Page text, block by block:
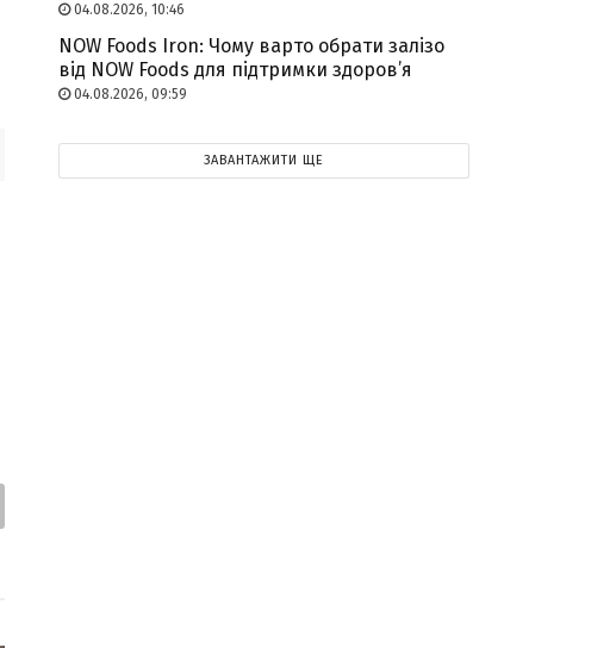
04.08.2026, 10:46
NOW Foods Iron: Чому варто обрати залізо
від NOW Foods для підтримки здоров’я
04.08.2026, 09:59
ЗАВАНТАЖИТИ ЩЕ